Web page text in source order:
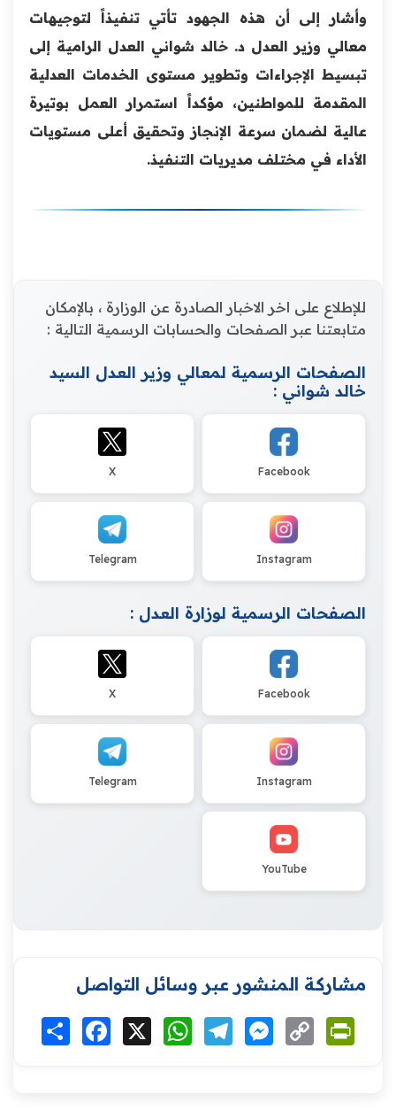
وأشار إلى أن هذه الجهود تأتي تنفيذاً لتوجيهات
معالي وزير العدل د. خالد شواني العدل الرامية إلى
تبسيط الإجراءات وتطوير مستوى الخدمات العدلية
المقدمة للمواطنين، مؤكداً استمرار العمل بوتيرة
عالية لضمان سرعة الإنجاز وتحقيق أعلى مستويات
الأداء في مختلف مديريات التنفيذ.
للإطلاع على اخر الاخبار الصادرة عن الوزارة ، بالإمكان
متابعتنا عبر الصفحات والحسابات الرسمية التالية :
الصفحات الرسمية لمعالي وزير العدل السيد
خالد شواني :
Facebook
X
Instagram
Telegram
الصفحات الرسمية لوزارة العدل :
Facebook
X
Instagram
Telegram
YouTube
مشاركة المنشور عبر وسائل التواصل
انشر Facebook WhatsAppTelegramMessenger
Copy
Link